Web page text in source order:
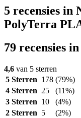
5 recensies in
PolyTerra
79 recensies
4,6 van 5 sterren
5 Sterren 178 (79%)
4 Sterren 25
(11%)
3 Sterren 10
(4%)
2 Sterren 5
(2%)